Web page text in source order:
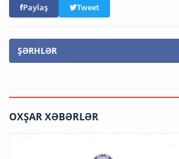
Paylaş Tweet
ŞƏRHLƏR
OXŞAR XƏBƏRLƏR